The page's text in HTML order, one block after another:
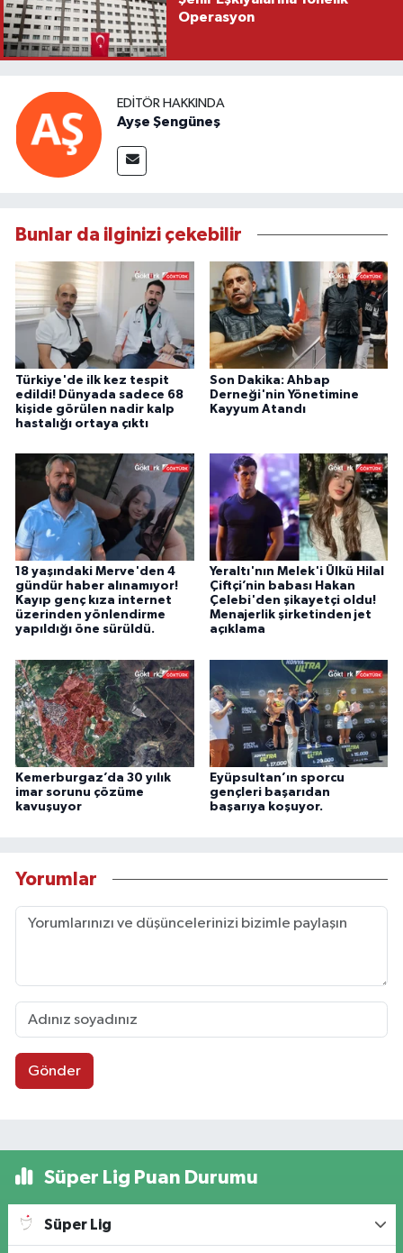
Operasyon
EDITÖR HAKKINDA
Ayşe Şengüneş
Bunlar da ilginizi çekebilir
Türkiye'de ilk kez tespit
edildi! Dünyada sadece 68
kişide görülen nadir kalp
hastalığı ortaya çıktı
Son Dakika: Ahbap
Derneği'nin Yönetimine
Kayyum Atandı
18 yaşındaki Merve'den 4
gündür haber alınamıyor!
Kayıp genç kıza internet
üzerinden yönlendirme
yapıldığı öne sürüldü.
Yeraltı'nın Melek'i Ülkü Hilal
Çiftçi’nin babası Hakan
Çelebi'den şikayetçi oldu!
Menajerlik şirketinden jet
açıklama
Kemerburgaz’da 30 yılık
imar sorunu çözüme
kavuşuyor
Eyüpsultan’ın sporcu
gençleri başarıdan
başarıya koşuyor.
Yorumlar
Gönder
Süper Lig Puan Durumu
Süper Lig